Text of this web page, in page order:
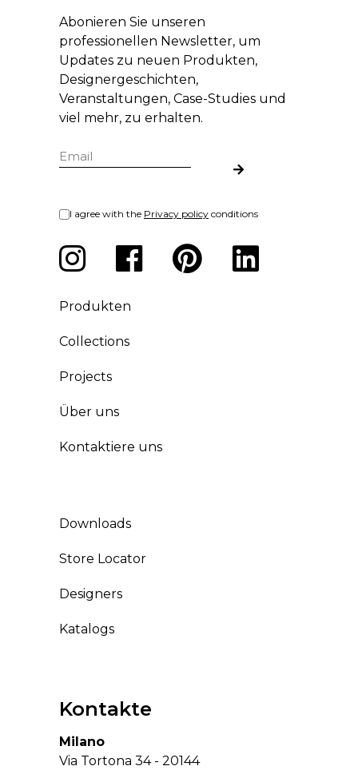
Abonieren Sie unseren
professionellen Newsletter, um
Updates zu neuen Produkten,
Designergeschichten,
Veranstaltungen, Case-Studies und
viel mehr, zu erhalten.
I agree with the Privacy policy conditions
Produkten
Collections
Projects
Über uns
Kontaktiere uns
Downloads
Store Locator
Designers
Katalogs
Kontakte
Milano
Via Tortona 34 - 20144